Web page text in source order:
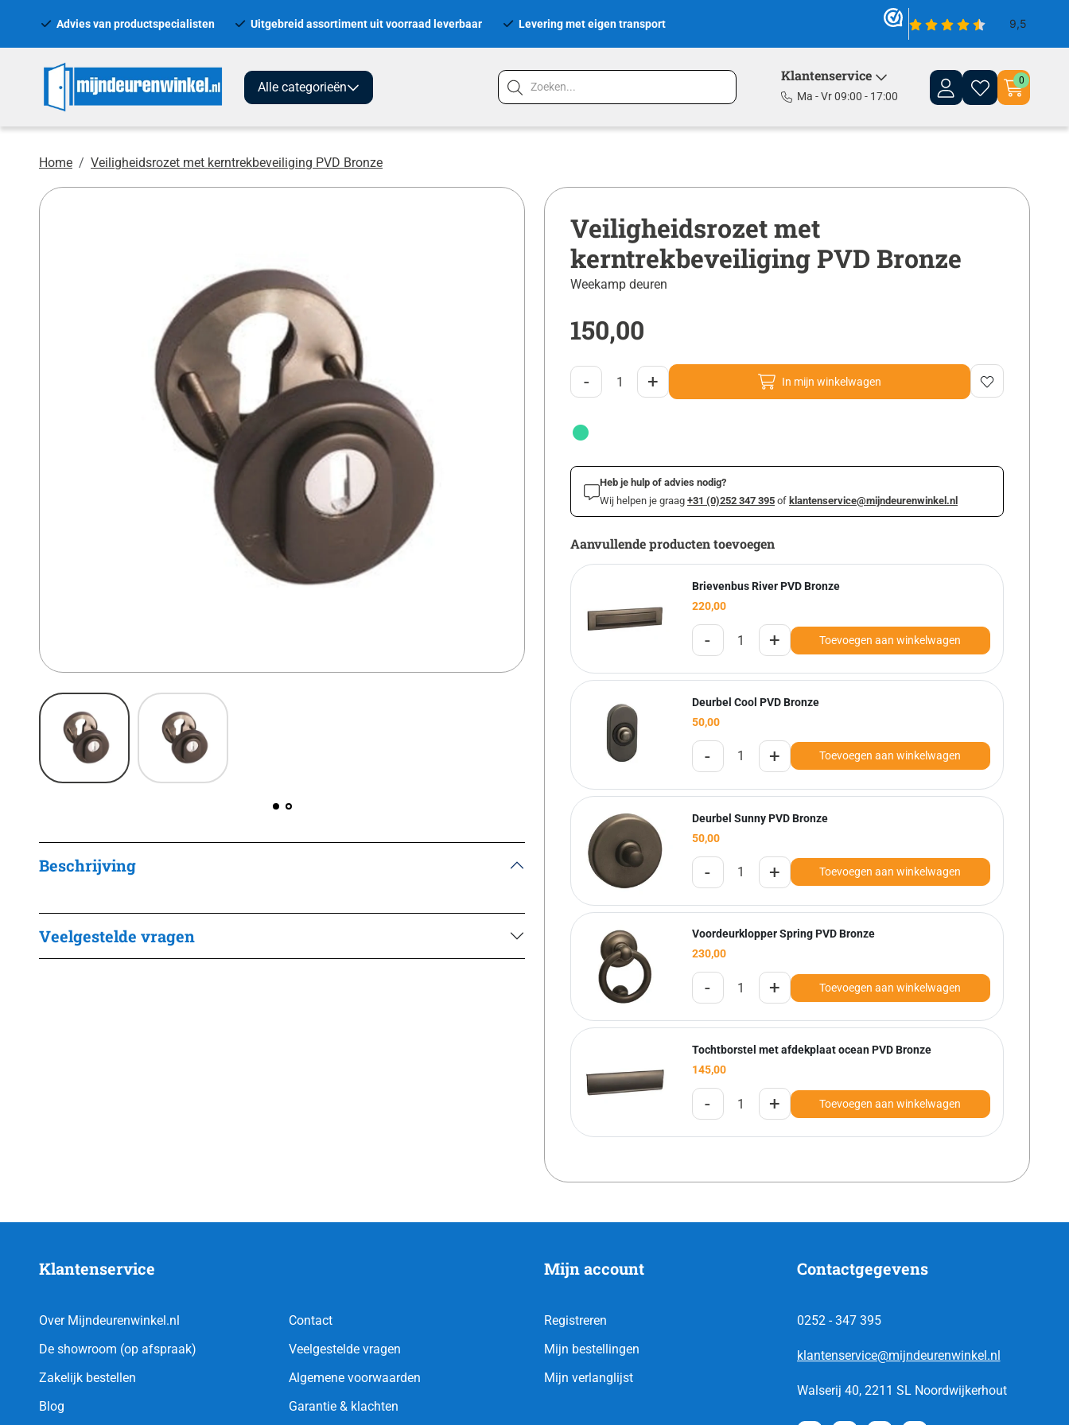
Advies van productspecialisten Uitgebreid assortiment uit voorraad leverbaar Levering met eigen transport
Alle categorieën
Klantenservice
Ma - Vr 09:00 - 17:00
0
Home Veiligheidsrozet met kerntrekbeveiliging PVD Bronze
Beschrijving
Veelgestelde vragen
Veiligheidsrozet met
kerntrekbeveiliging PVD Bronze
Weekamp deuren
150,00
- + In mijn winkelwagen
Heb je hulp of advies nodig?
Wij helpen je graag +31 (0)252 347 395 of klantenservice@mijndeurenwinkel.nl
Aanvullende producten toevoegen
Brievenbus River PVD Bronze
220,00
- + Toevoegen aan winkelwagen
Deurbel Cool PVD Bronze
50,00
- + Toevoegen aan winkelwagen
Deurbel Sunny PVD Bronze
50,00
- + Toevoegen aan winkelwagen
Voordeurklopper Spring PVD Bronze
230,00
- + Toevoegen aan winkelwagen
Tochtborstel met afdekplaat ocean PVD Bronze
145,00
- + Toevoegen aan winkelwagen
Klantenservice
Over Mijndeurenwinkel.nl
De showroom (op afspraak)
Zakelijk bestellen
Blog
Contact
Veelgestelde vragen
Algemene voorwaarden
Garantie & klachten
Mijn account
Registreren
Mijn bestellingen
Mijn verlanglijst
Contactgegevens
0252 - 347 395
klantenservice@mijndeurenwinkel.nl
Walserij 40, 2211 SL Noordwijkerhout